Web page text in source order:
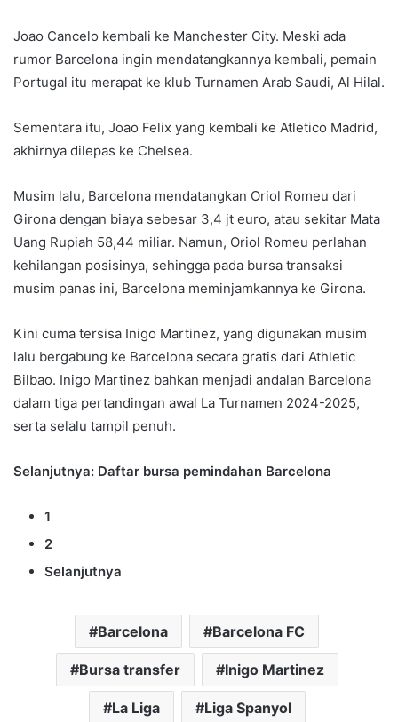
Joao Cancelo kembali ke Manchester City. Meski ada
rumor Barcelona ingin mendatangkannya kembali, pemain
Portugal itu merapat ke klub Turnamen Arab Saudi, Al Hilal.
Sementara itu, Joao Felix yang kembali ke Atletico Madrid,
akhirnya dilepas ke Chelsea.
Musim lalu, Barcelona mendatangkan Oriol Romeu dari
Girona dengan biaya sebesar 3,4 jt euro, atau sekitar Mata
Uang Rupiah 58,44 miliar. Namun, Oriol Romeu perlahan
kehilangan posisinya, sehingga pada bursa transaksi
musim panas ini, Barcelona meminjamkannya ke Girona.
Kini cuma tersisa Inigo Martinez, yang digunakan musim
lalu bergabung ke Barcelona secara gratis dari Athletic
Bilbao. Inigo Martinez bahkan menjadi andalan Barcelona
dalam tiga pertandingan awal La Turnamen 2024-2025,
serta selalu tampil penuh.
Selanjutnya: Daftar bursa pemindahan Barcelona
1
2
Selanjutnya
Barcelona Barcelona FC
Bursa transfer Inigo Martinez
La Liga Liga Spanyol